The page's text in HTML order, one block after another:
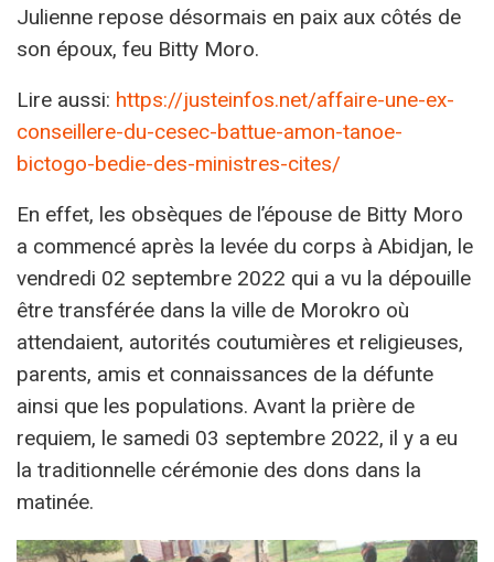
Julienne repose désormais en paix aux côtés de
son époux, feu Bitty Moro.
Lire aussi: https://justeinfos.net/affaire-une-ex-
conseillere-du-cesec-battue-amon-tanoe-
bictogo-bedie-des-ministres-cites/
En effet, les obsèques de l’épouse de Bitty Moro
a commencé après la levée du corps à Abidjan, le
vendredi 02 septembre 2022 qui a vu la dépouille
être transférée dans la ville de Morokro où
attendaient, autorités coutumières et religieuses,
parents, amis et connaissances de la défunte
ainsi que les populations. Avant la prière de
requiem, le samedi 03 septembre 2022, il y a eu
la traditionnelle cérémonie des dons dans la
matinée.